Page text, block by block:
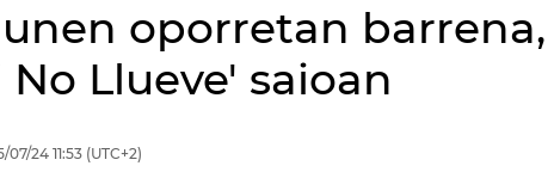
oporretan barrena,
No Llueve' saioan
07/24 11:53 (UTC+2)